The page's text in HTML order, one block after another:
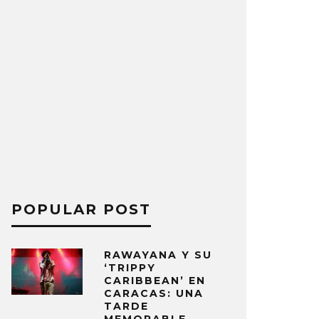
POPULAR POST
RAWAYANA Y SU
‘TRIPPY
CARIBBEAN’ EN
CARACAS: UNA
TARDE